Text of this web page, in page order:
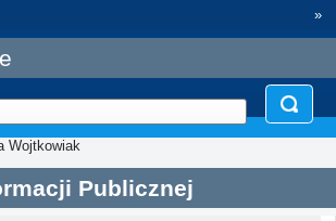
»
Wojtkowiak
Publicznej